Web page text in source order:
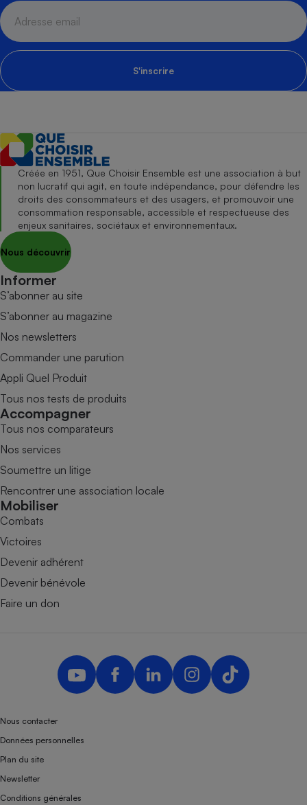
S'inscrire
Créée en 1951, Que Choisir Ensemble est une association à but
non lucratif qui agit, en toute indépendance, pour défendre les
droits des consommateurs et des usagers, et promouvoir une
consommation responsable, accessible et respectueuse des
enjeux sanitaires, sociétaux et environnementaux.
Nous découvrir
Informer
S’abonner au site
S’abonner au magazine
Nos newsletters
Commander une parution
Appli Quel Produit
Tous nos tests de produits
Accompagner
Tous nos comparateurs
Nos services
Soumettre un litige
Rencontrer une association locale
Mobiliser
Combats
Victoires
Devenir adhérent
Devenir bénévole
Faire un don
Nous contacter
Données personnelles
Plan du site
Newsletter
Conditions générales